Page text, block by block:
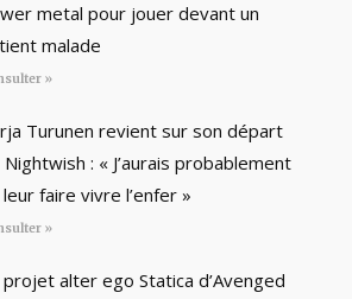
metal pour jouer devant un
malade
»
Turunen revient sur son départ
: « J’aurais probablement
faire vivre l’enfer »
»
projet alter ego Statica d’Avenged